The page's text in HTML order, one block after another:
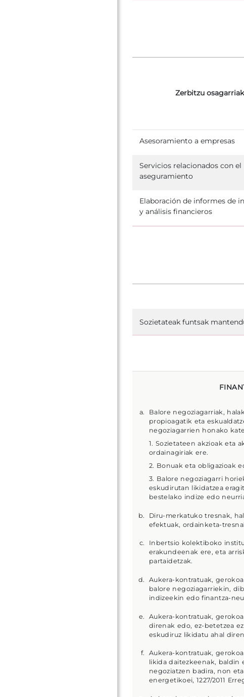
Zerbitzu osagarriak
Asesoramiento a empresas
Servicios relacionados con el
aseguramiento
Elaboración de informes de
y análisis financieros
Sozietateak funtsak
Balore negoziagarriak,
propioagatik eta
negoziagarrien honako
1. Sozietateen akzioak eta
ordainagiriak ere.
2. Bonuak eta obligazioak
3. Balore negoziagarri
eskudirutan likidatzea
bestelako indize edo
Diru-merkatuko tresnak,
efektuak, ordainketa-
Inbertsio kolektiboko
erakundeenak ere, eta
partaidetzak.
Aukera-kontratuak,
balore negoziagarriekin,
indizeekin edo finantza-
Aukera-kontratuak,
direnak edo, ez-betetzea
eskudiruz likidatu ahal
Aukera-kontratuak,
likida daitezkeenak, baldin
negoziatzen badira, non
energetikoei, 1227/2011